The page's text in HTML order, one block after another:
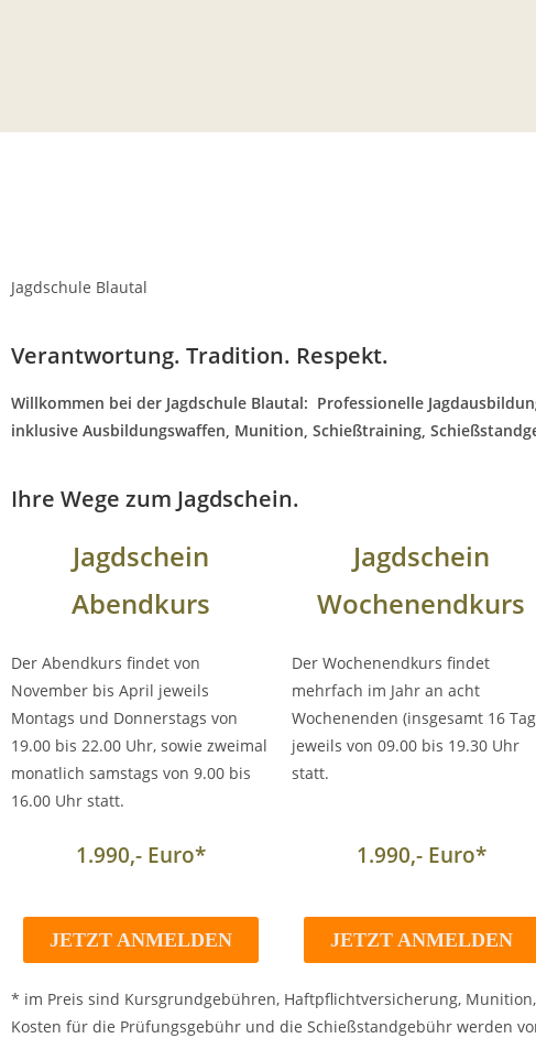
Jagdschule Blautal
Verantwortung. Tradition. Respekt.
Willkommen bei der Jagdschule Blautal: Professionelle
inklusive Ausbildungswaffen, Munition, Schießtraining,
Ihre Wege zum Jagdschein.
Jagdschein
Abendkurs
Der Abendkurs findet von
November bis April jeweils
Montags und Donnerstags von
19.00 bis 22.00 Uhr, sowie zweimal
monatlich samstags von 9.00 bis
16.00 Uhr statt.
1.990,- Euro*
JETZT ANMELDEN
Jagdschein
Wochenendkurs
Der Wochenendkurs findet
mehrfach im Jahr an acht
Wochenenden (insgesamt 16
jeweils von 09.00 bis 19.30 Uhr
statt.
1.990,- Euro*
JETZT ANMELDEN
* im Preis sind Kursgrundgebühren, Haftpflichtversicherung,
Kosten für die Prüfungsgebühr und die Schießstandgebühr werden